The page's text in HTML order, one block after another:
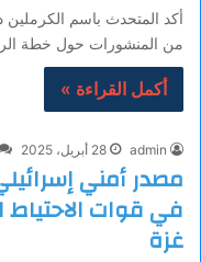
أكد المتحدث باسم
من المنشورات حول خطة
أكمل القراءة »
admin 28 أبريل، 2025
مصدر أمني
في قوات
غزة